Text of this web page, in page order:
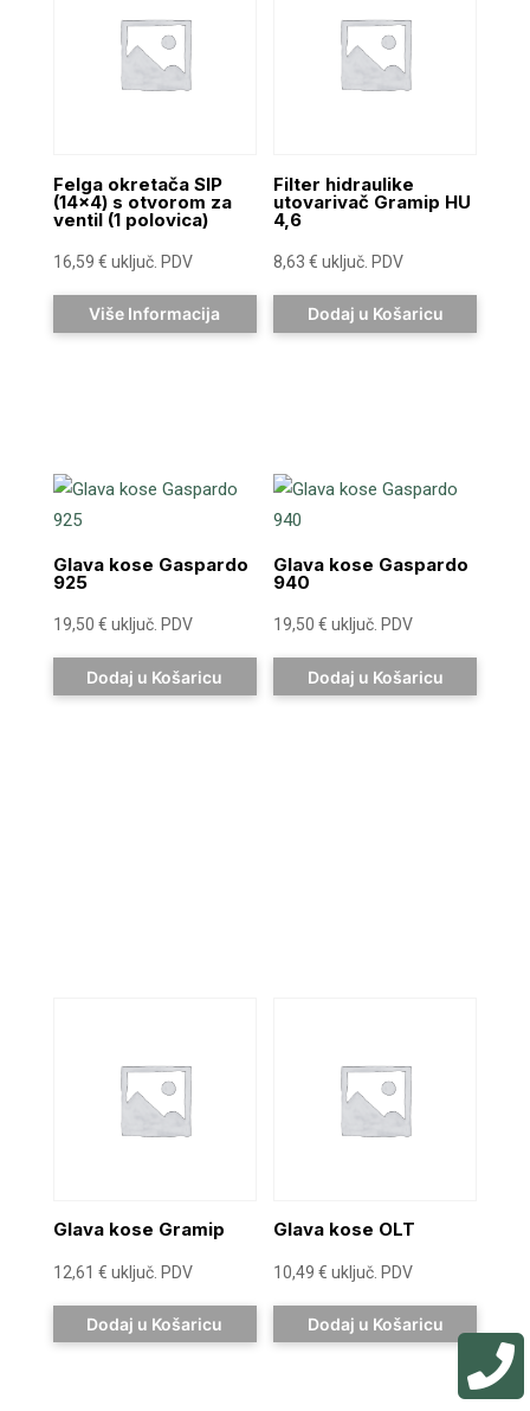
Felga okretača SIP
(14×4) s otvorom za
ventil (1 polovica)
16,59 € uključ. PDV
Više Informacija
Filter hidraulike
utovarivač Gramip HU
4,6
8,63€ uključ. PDV
Dodaj u Košaricu
Glava kose Gaspardo
925
19,50 € uključ. PDV
Dodaj u Košaricu
Glava kose Gaspardo
940
19,50€ uključ. PDV
Dodaj u Košaricu
Glava kose Gramip
12,61 € uključ. PDV
Dodaj u Košaricu
Glava kose OLT
10,49€ uključ. PDV
Dodaj u Košaricu
